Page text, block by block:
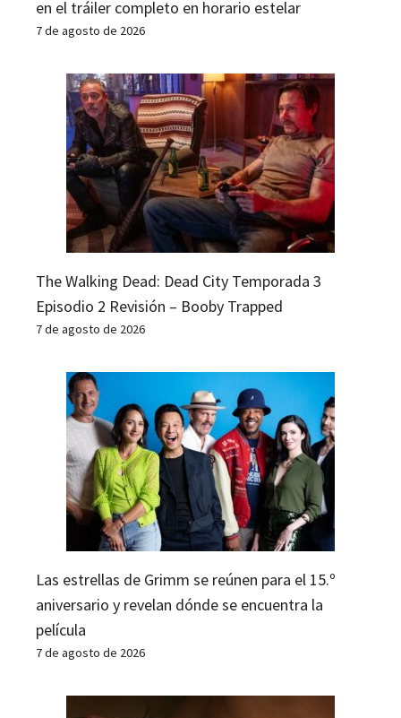
en el tráiler completo en horario estelar
7 de agosto de 2026
The Walking Dead: Dead City Temporada 3
Episodio 2 Revisión – Booby Trapped
7 de agosto de 2026
Las estrellas de Grimm se reúnen para el 15.º
aniversario y revelan dónde se encuentra la
película
7 de agosto de 2026